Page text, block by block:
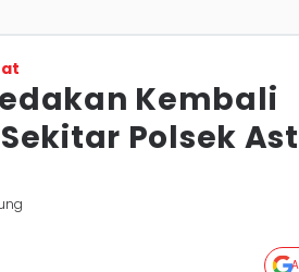
Kembali
Polsek